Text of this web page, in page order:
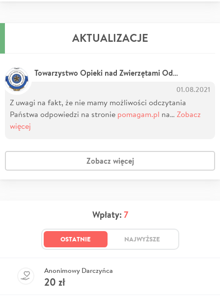
AKTUALIZACJE
Towarzystwo Opieki nad Zwierzętami Oddział w Radziejowie
01.08.2021
Z uwagi na fakt, że nie mamy możliwości odczytania
Państwa odpowiedzi na stronie pomagam.pl na… Zobacz
więcej
Zobacz więcej
Wpłaty: 7
OSTATNIE NAJWYŻSZE
Anonimowy Darczyńca
20 zł